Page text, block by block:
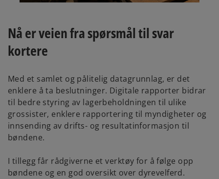
Nå er veien fra spørsmål til svar
kortere
Med et samlet og pålitelig datagrunnlag, er det
enklere å ta beslutninger. Digitale rapporter bidrar
til bedre styring av lagerbeholdningen til ulike
grossister, enklere rapportering til myndigheter og
innsending av drifts- og resultatinformasjon til
bøndene.
I tillegg får rådgiverne et verktøy for å følge opp
bøndene og en god oversikt over dyrevelferd.